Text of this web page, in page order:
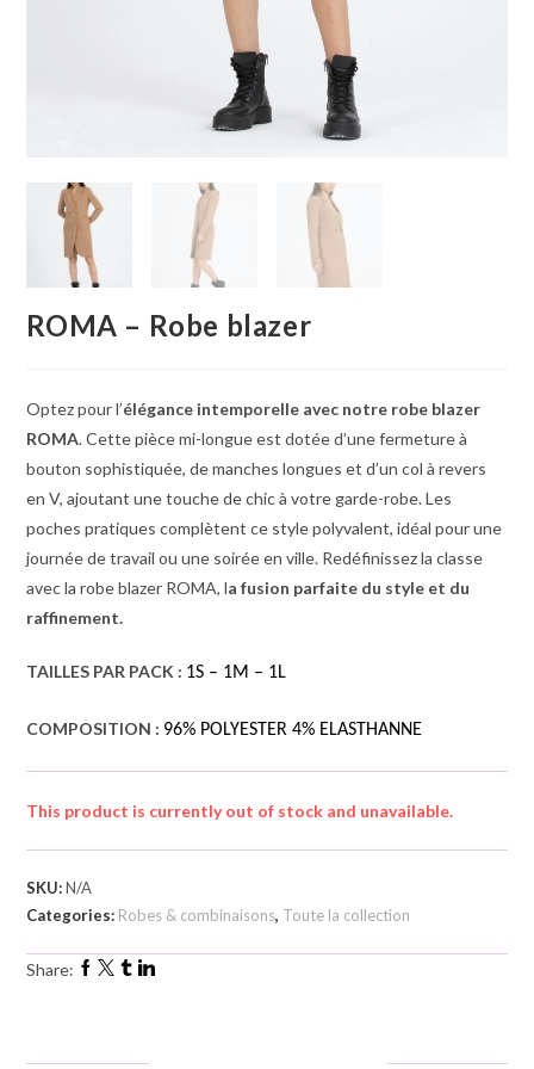
ROMA – Robe blazer
Optez pour l’élégance intemporelle avec notre robe blazer
ROMA. Cette pièce mi-longue est dotée d’une fermeture à
bouton sophistiquée, de manches longues et d’un col à revers
en V, ajoutant une touche de chic à votre garde-robe. Les
poches pratiques complètent ce style polyvalent, idéal pour une
journée de travail ou une soirée en ville. Redéfinissez la classe
avec la robe blazer ROMA, la fusion parfaite du style et du
raffinement.
TAILLES PAR PACK : 1S – 1M – 1L
COMPOSITION : 96% POLYESTER 4% ELASTHANNE
This product is currently out of stock and unavailable.
SKU:N/A
Categories: Robes & combinaisons, Toute la collection
Share: Facebook
Twitter
TumblrLinkedin